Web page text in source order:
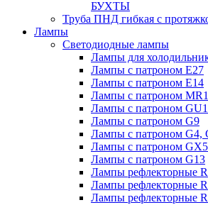
БУХТЫ
Труба ПНД гибкая с
Лампы
Светодиодные лампы
Лампы для
Лампы с патроном E27
Лампы с патроном Е14
Лампы с патроном
Лампы с патроном
Лампы с патроном G9
Лампы с патроном G4,
Лампы с патроном
Лампы с патроном G13
Лампы рефлекторные
Лампы рефлекторные
Лампы рефлекторные